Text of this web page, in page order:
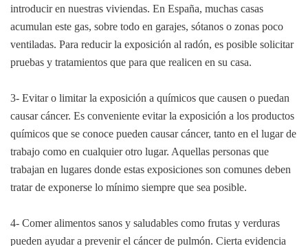
introducir en nuestras viviendas. En España, muchas casas
acumulan este gas, sobre todo en garajes, sótanos o zonas poco
ventiladas. Para reducir la exposición al radón, es posible solicitar
pruebas y tratamientos que para que realicen en su casa.
3- Evitar o limitar la exposición a químicos que causen o puedan
causar cáncer. Es conveniente evitar la exposición a los productos
químicos que se conoce pueden causar cáncer, tanto en el lugar de
trabajo como en cualquier otro lugar. Aquellas personas que
trabajan en lugares donde estas exposiciones son comunes deben
tratar de exponerse lo mínimo siempre que sea posible.
4- Comer alimentos sanos y saludables como frutas y verduras
pueden ayudar a prevenir el cáncer de pulmón. Cierta evidencia